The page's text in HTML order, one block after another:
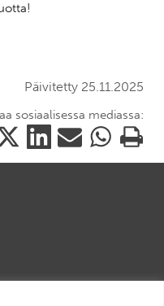
Päivitetty 25.11.2025
sosiaalisessa mediassa:
Jaa
tämä
Jaa
Jaa
Tulosta